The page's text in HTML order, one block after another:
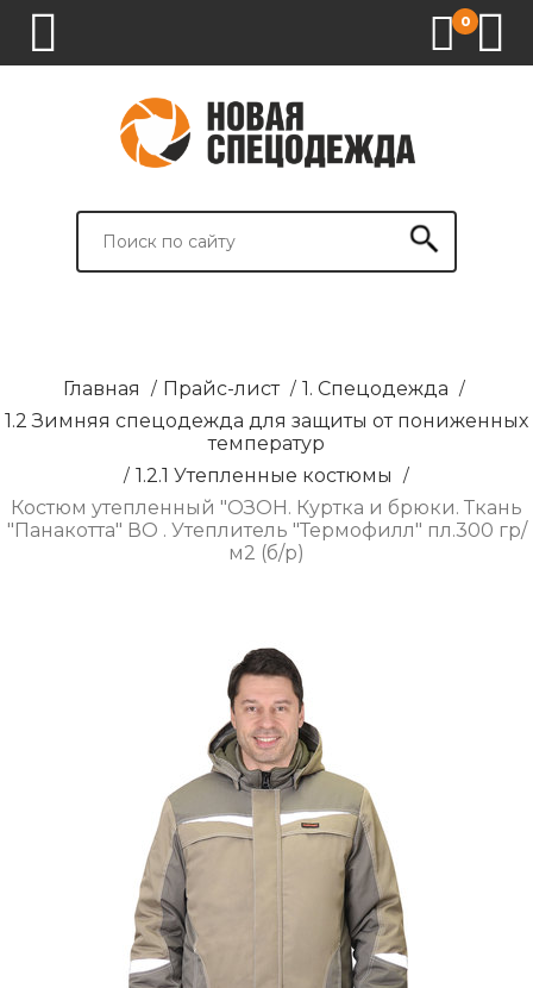
0
СПЕЦОДЕЖДА
СПЕЦОБУВЬ
СРЕДСТВА
ВСПОМОГАТЕЛЬНЫЕ
БРЕНДИРОВАНИЕ
Главная / Прайс-лист / 1. Спецодежда /
1.2 Зимняя спецодежда для защиты от пониженных
температур
/ 1.2.1 Утепленные костюмы /
Костюм утепленный "ОЗОН. Куртка и брюки. Ткань
"Панакотта" ВО . Утеплитель "Термофилл" пл.300 гр/
м2 (б/р)